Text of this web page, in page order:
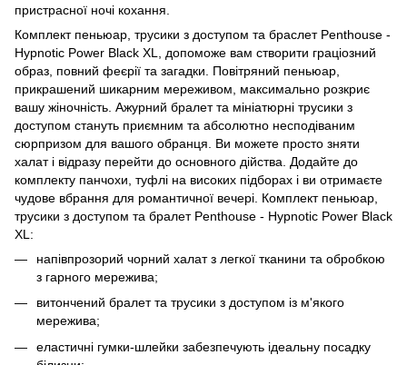
пристрасної ночі кохання.
Комплект пеньюар, трусики з доступом та браслет Penthouse -
Hypnotic Power Black XL, допоможе вам створити граціозний
образ, повний феєрії та загадки. Повітряний пеньюар,
прикрашений шикарним мереживом, максимально розкриє
вашу жіночність. Ажурний бралет та мініатюрні трусики з
доступом стануть приємним та абсолютно несподіваним
сюрпризом для вашого обранця. Ви можете просто зняти
халат і відразу перейти до основного дійства. Додайте до
комплекту панчохи, туфлі на високих підборах і ви отримаєте
чудове вбрання для романтичної вечері. Комплект пеньюар,
трусики з доступом та бралет Penthouse - Hypnotic Power Black
XL:
напівпрозорий чорний халат з легкої тканини та обробкою
з гарного мережива;
витончений бралет та трусики з доступом із м'якого
мережива;
еластичні гумки-шлейки забезпечують ідеальну посадку